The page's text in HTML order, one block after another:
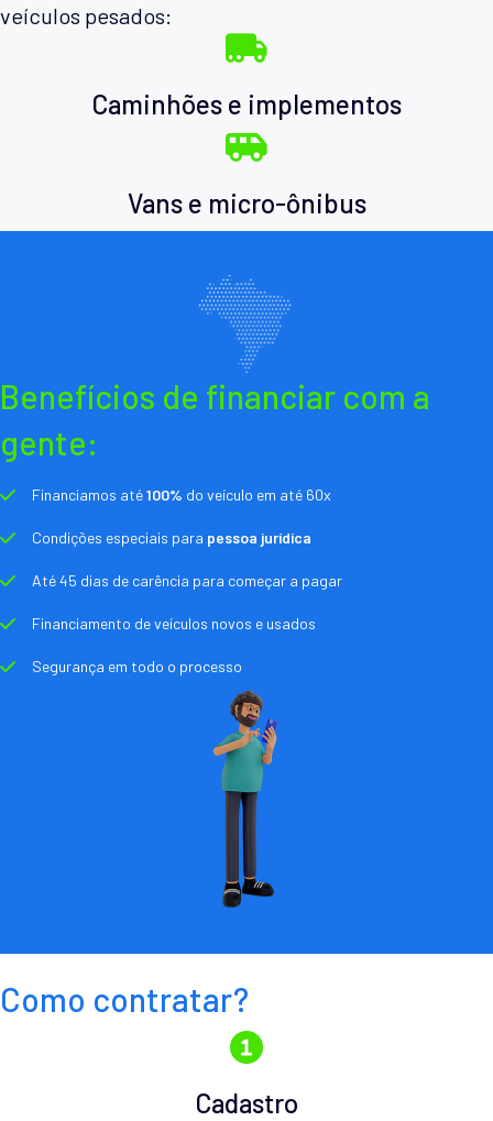
veículos pesados:
Caminhões e implementos
Vans e micro-ônibus
Benefícios de financiar com a
gente:
Financiamos até100% do veículo em até 60x
Condições especiais para pessoa jurídica
Até 45 dias de carência para começar a pagar
Financiamento de veículos novos e usados
Segurança em todo o processo
Como contratar?
Cadastro